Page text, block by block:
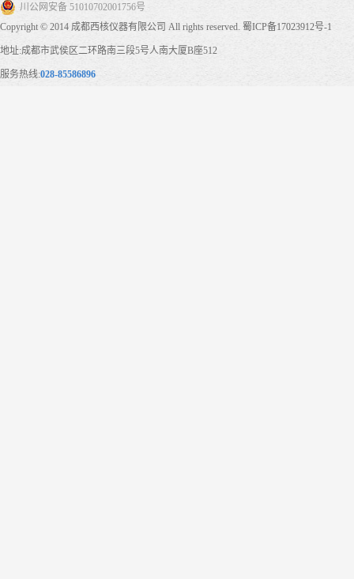
川公网安备 51010702001756号
Copyright © 2014 成都西核仪器有限公司 All rights reserved. 蜀ICP备17023912号-1
地址:成都市武侯区二环路南三段5号人南大厦B座512
服务热线:028-85586896